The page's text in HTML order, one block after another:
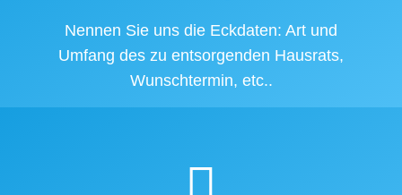
Nennen Sie uns die Eckdaten: Art und
Umfang des zu entsorgenden Hausrats,
Wunschtermin, etc..